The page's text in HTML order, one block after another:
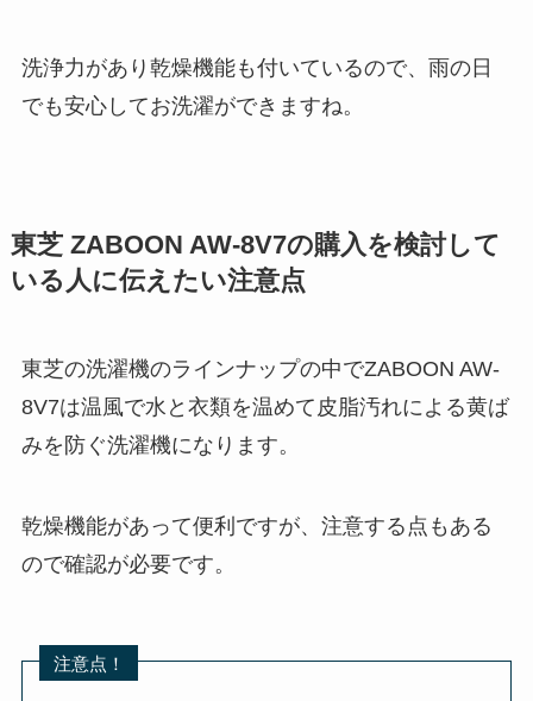
洗浄力があり乾燥機能も付いているので、雨の日
でも安心してお洗濯ができますね。
東芝 ZABOON AW-8V7の購入を検討して
いる人に伝えたい注意点
東芝の洗濯機のラインナップの中でZABOON AW-
8V7は温風で水と衣類を温めて皮脂汚れによる黄ば
みを防ぐ洗濯機になります。
乾燥機能があって便利ですが、注意する点もある
ので確認が必要です。
注意点！